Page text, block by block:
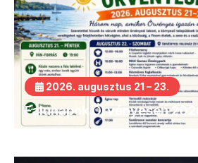
2026. augusztus 21 – 23.
Falunapok Örvényesen 2026